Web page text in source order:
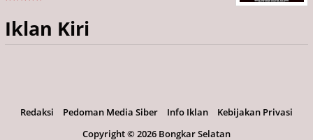
Iklan Kiri
Redaksi Pedoman Media Siber Info Iklan
Kebijakan Privasi
Copyright ©2026 Bongkar Selatan